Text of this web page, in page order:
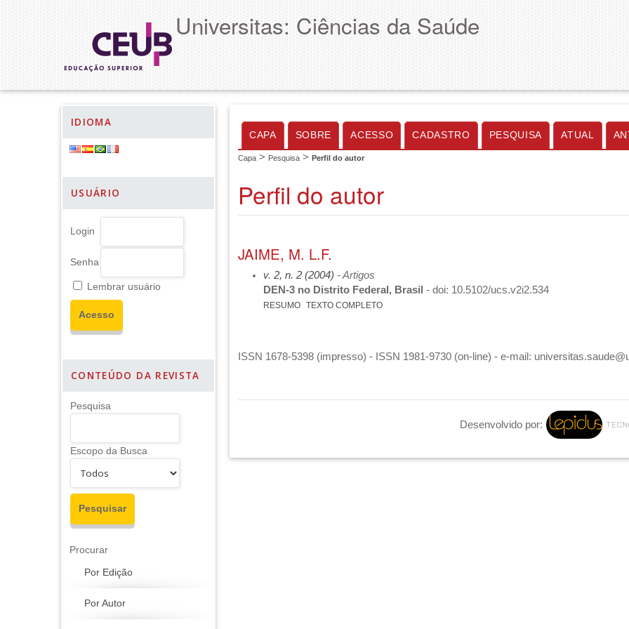
Universitas: Ciências da Saúde
IDIOMA
USUÁRIO
Login
Senha
Lembrar usuário
CONTEÚDO DA REVISTA
Pesquisa
Escopo da Busca
Procurar
Por Edição
Por Autor
CAPA SOBRE ACESSO CADASTRO PESQUISA ATUAL
Capa > Pesquisa > Perfil do autor
Perfil do autor
JAIME, M. L.F.
v. 2, n. 2 (2004) - Artigos
DEN-3 no Distrito Federal, Brasil - doi: 10.5102/ucs.v2i2.534
RESUMO TEXTO COMPLETO
ISSN 1678-5398 (impresso) - ISSN 1981-9730 (on-line) - e-mail:
Desenvolvido por: